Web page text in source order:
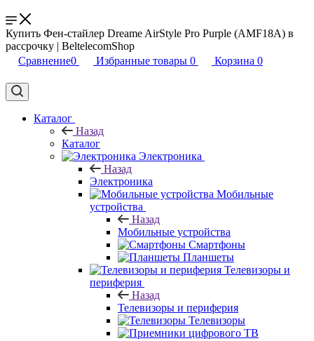
Купить Фен-стайлер Dreame AirStyle Pro Purple (AMF18A) в
рассрочку | BeltelecomShop
Сравнение0 Избранные товары 0 Корзина 0
Каталог
Назад
Каталог
Электроника
Назад
Электроника
Мобильные
устройства
Назад
Мобильные устройства
Смартфоны
Планшеты
Телевизоры и
периферия
Назад
Телевизоры и периферия
Телевизоры